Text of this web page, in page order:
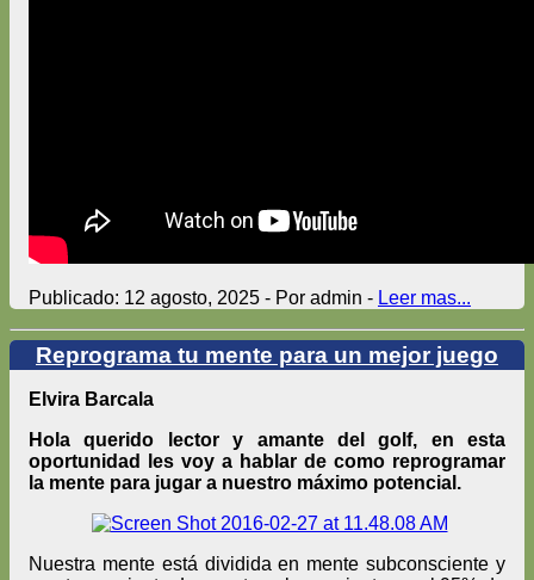
Publicado: 12 agosto, 2025 - Por admin - Leer mas...
Reprograma tu mente para un mejor juego
Elvira Barcala
Hola querido lector y amante del golf, en esta
oportunidad les voy a hablar de como reprogramar
la mente para jugar a nuestro máximo potencial.
Nuestra mente está dividida en mente subconsciente y